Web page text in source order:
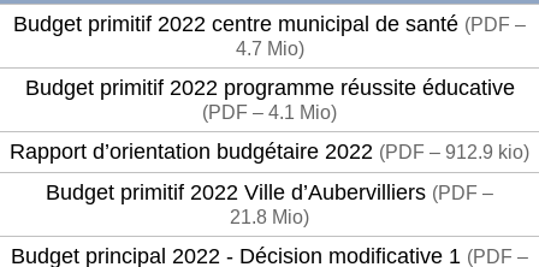
Budget primitif 2022 centre municipal de santé (PDF –
4.7 Mio)
Budget primitif 2022 programme réussite éducative
(PDF – 4.1 Mio)
Rapport d’orientation budgétaire 2022 (PDF – 912.9 kio)
Budget primitif 2022 Ville d’Aubervilliers (PDF –
21.8 Mio)
Budget principal 2022 - Décision modificative 1 (PDF –